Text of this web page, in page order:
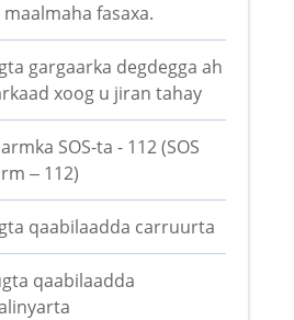
maalmaha fasaxa.
gargaarka degdegga ah
xoog u jiran tahay
SOS-ta - 112 (SOS
– 112)
qaabilaadda carruurta
qaabilaadda